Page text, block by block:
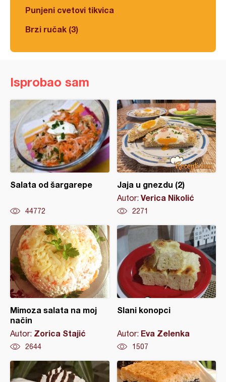
Punjeni cvetovi tikvica
Brzi ručak (3)
Isprobao sam
Salata od šargarepe
44772
Jaja u gnezdu (2)
Autor: Verica Nikolić
2271
Mimoza salata na moj
način
Autor: Zorica Stajić
2644
Slani konopci
Autor: Eva Zelenka
1507